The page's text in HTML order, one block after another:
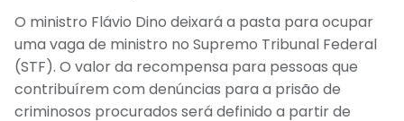
O ministro Flávio Dino deixará a pasta para ocupar
uma vaga de ministro no Supremo Tribunal Federal
(STF). O valor da recompensa para pessoas que
contribuírem com denúncias para a prisão de
criminosos procurados será definido a partir de